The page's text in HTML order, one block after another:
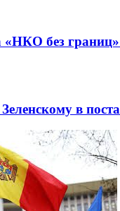
«НКО без
в